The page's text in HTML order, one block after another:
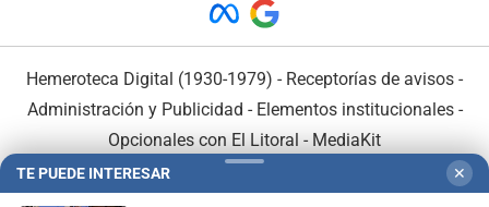
Hemeroteca Digital (1930-1979) - Receptorías de avisos -
Administración y Publicidad - Elementos institucionales-
Opcionales con El Litoral - MediaKit
TE PUEDE INTERESAR ✕